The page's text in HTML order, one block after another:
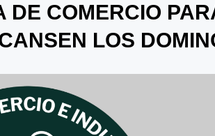
DE COMERCIO
LOS